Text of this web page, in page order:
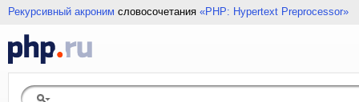
Рекурсивный акроним словосочетания «PHP: Hypertext Preprocessor»